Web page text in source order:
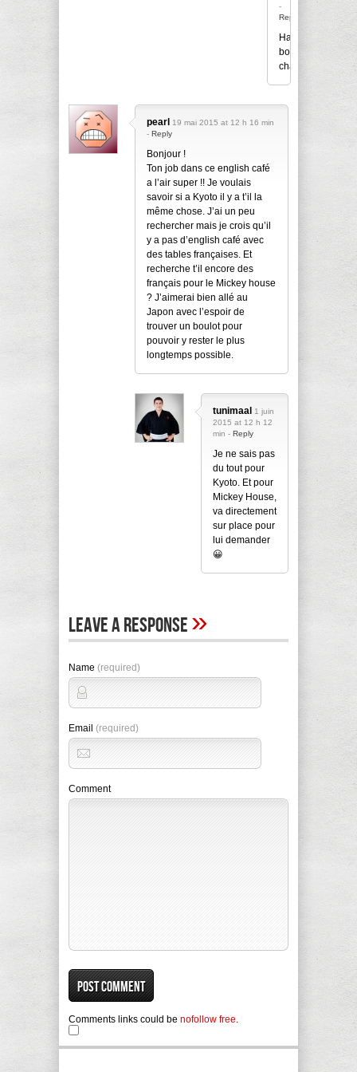
-
Reply
Haha
bonne
chance
pearl 19 mai 2015 at 12 h 16 min
- Reply
Bonjour !
Ton job dans ce english café
a l’air super !! Je voulais
savoir si a Kyoto il y a t’il la
même chose. J’ai un peu
rechercher mais je crois qu’il
y a pas d’english café avec
des tables françaises. Et
recherche t’il encore des
français pour le Mickey house
? J’aimerai bien allé au
Japon avec l’espoir de
trouver un boulot pour
pouvoir y rester le plus
longtemps possible.
tunimaal 1 juin
2015 at 12 h 12
min - Reply
Je ne sais pas
du tout pour
Kyoto. Et pour
Mickey House,
va directement
sur place pour
lui demander
😀
Leave A Response»
Name (required)
Email (required)
Comment
Comments links could be nofollow free